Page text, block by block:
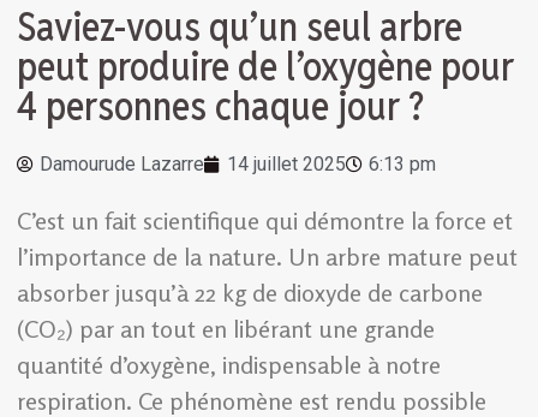
Saviez-vous qu’un seul arbre
peut produire de l’oxygène pour
4 personnes chaque jour ?
Damourude Lazarre 14 juillet 2025 6:13 pm
C’est un fait scientifique qui démontre la force et
l’importance de la nature. Un arbre mature peut
absorber jusqu’à 22 kg de dioxyde de carbone
(CO₂) par an tout en libérant une grande
quantité d’oxygène, indispensable à notre
respiration. Ce phénomène est rendu possible